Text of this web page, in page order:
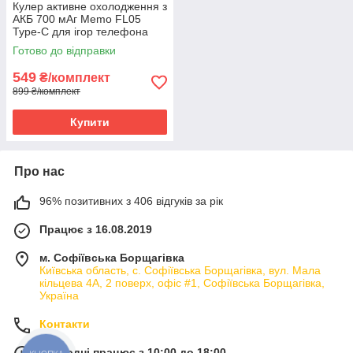
Кулер активне охолодження з
АКБ 700 мАг Memo FL05
Type-C для ігор телефона
смартфона + MEMO FS01 (4
напальчники)
Готово до відправки
549 ₴/комплект
899 ₴/комплект
Купити
Про нас
96% позитивних з 406 відгуків за рік
Працює з 16.08.2019
м. Софіївська Борщагівка
Київська область, с. Софіївська Борщагівка, вул. Мала
кільцева 4А, 2 поверх, офіс #1, Софіївська Борщагівка,
Україна
Контакти